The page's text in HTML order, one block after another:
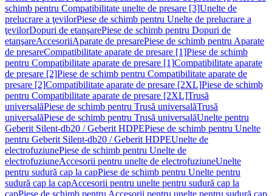
schimb pentru Compatibilitate unelte de presare [3]Unelte de
prelucrare a ţevilorPiese de schimb pentru Unelte de prelucrare a
ţevilorDopuri de etanşarePiese de schimb pentru Dopuri de
etanşareAccesoriiAparate de presarePiese de schimb pentru Aparate
de presareCompatibilitate aparate de presare [1]Piese de schimb
pentru Compatibilitate aparate de presare [1]Compatibilitate aparate
de presare [2]Piese de schimb pentru Compatibilitate aparate de
presare [2]Compatibilitate aparate de presare [2XL]Piese de schimb
pentru Compatibilitate aparate de presare [2XL]Trusă
universalăPiese de schimb pentru Trusă universalăTrusă
universalăPiese de schimb pentru Trusă universalăUnelte pentru
Geberit Silent-db20 / Geberit HDPEPiese de schimb pentru Unelte
pentru Geberit Silent-db20 / Geberit HDPEUnelte de
electrofuziunePiese de schimb pentru Unelte de
electrofuziuneAccesorii pentru unelte de electrofuziuneUnelte
pentru sudură cap la capPiese de schimb pentru Unelte pentru
sudură cap la capAccesorii pentru unelte pentru sudură cap la
capPiese de schimb pentru Accesorii pentru unelte pentru sudură cap